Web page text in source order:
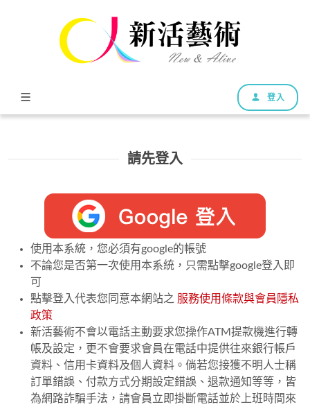
登入
請先登入
使用本系統，您必須有google的帳號
不論您是否第一次使用本系統，只需點擊google登入即
可
點擊登入代表您同意本網站之 服務使用條款與會員隱私
政策
新活藝術不會以電話主動要求您操作ATM提款機進行轉
帳及設定，更不會要求會員在電話中提供往來銀行帳戶
資料、信用卡資料及個人資料。倘若您接獲不明人士稱
訂單錯誤、付款方式分期設定錯誤、退款通知等等，皆
為網路詐騙手法，請會員立即掛斷電話並於上班時間來